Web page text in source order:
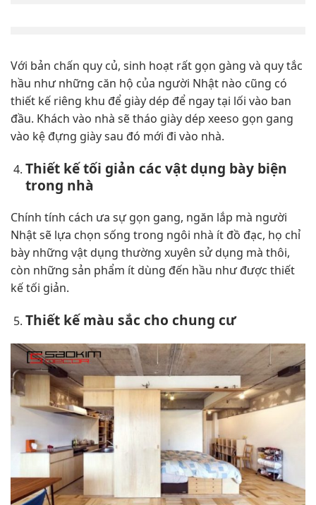
Với bản chấn quy củ, sinh hoạt rất gọn gàng và quy tắc
hầu như những căn hộ của người Nhật nào cũng có
thiết kế riêng khu để giày dép để ngay tại lối vào ban
đầu. Khách vào nhà sẽ tháo giày dép xeeso gọn gang
vào kệ đựng giày sau đó mới đi vào nhà.
Thiết kế tối giản các vật dụng bày biện
trong nhà
Chính tính cách ưa sự gọn gang, ngăn lắp mà người
Nhật sẽ lựa chọn sống trong ngôi nhà ít đồ đạc, họ chỉ
bày những vật dụng thường xuyên sử dụng mà thôi,
còn những sản phẩm ít dùng đến hầu như được thiết
kế tối giản.
Thiết kế màu sắc cho chung cư